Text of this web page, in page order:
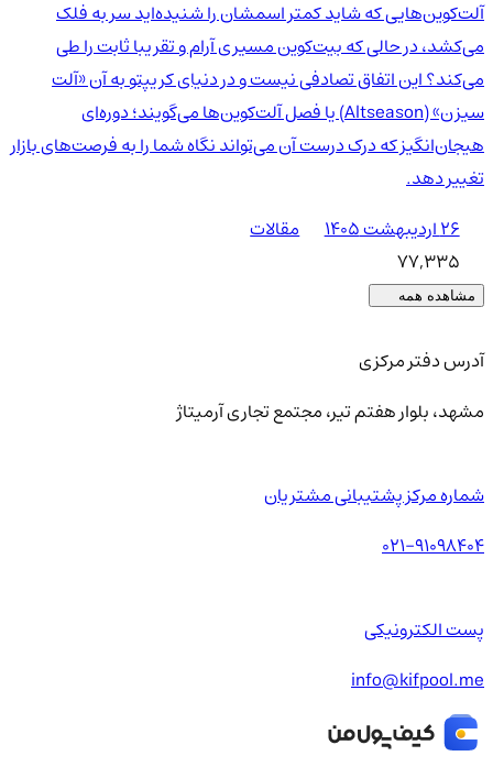
آلت‌کوین‌هایی که شاید کمتر اسمشان را شنیده‌اید سر به فلک
می‌کشد، در حالی که بیت‌کوین مسیری آرام و تقریبا ثابت را طی
می‌کند؟ این اتفاق تصادفی نیست و در دنیای کریپتو به آن «آلت
سیزن» (Altseason) یا فصل آلت‌کوین‌ها می‌گویند؛ دوره‌ای
هیجان‌انگیز که درک درست آن می‌تواند نگاه شما را به فرصت‌های بازار
تغییر دهد.
۲۶ اردیبهشت ۱۴۰۵
مقالات
77,335
مشاهده همه
آدرس دفتر مرکزی
مشهد، بلوار هفتم تیر، مجتمع تجاری آرمیتاژ
شماره مرکز پشتیبانی مشتریان
021-91098404
پست الکترونیکی
info@kifpool.me